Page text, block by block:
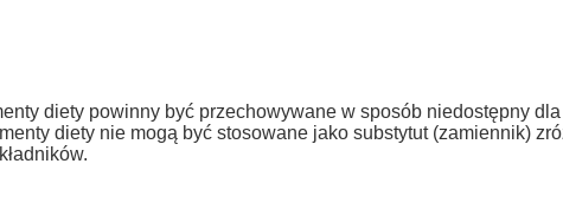
diety powinny być przechowywane w sposób niedostępny dla
diety nie mogą być stosowane jako substytut (zamiennik)